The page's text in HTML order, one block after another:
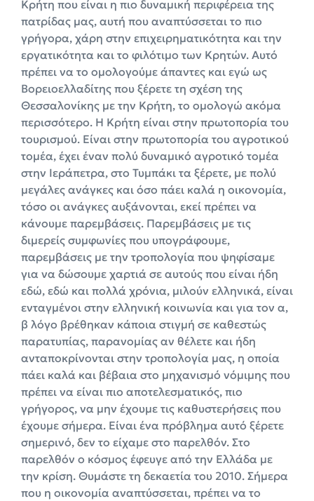
Κρήτη που είναι η πιο δυναμική περιφέρεια της
πατρίδας μας, αυτή που αναπτύσσεται το πιο
γρήγορα, χάρη στην επιχειρηματικότητα και την
εργατικότητα και το φιλότιμο των Κρητών. Αυτό
πρέπει να το ομολογούμε άπαντες και εγώ ως
Βορειοελλαδίτης που ξέρετε τη σχέση της
Θεσσαλονίκης με την Κρήτη, το ομολογώ ακόμα
περισσότερο. Η Κρήτη είναι στην πρωτοπορία του
τουρισμού. Είναι στην πρωτοπορία του αγροτικού
τομέα, έχει έναν πολύ δυναμικό αγροτικό τομέα
στην Ιεράπετρα, στο Τυμπάκι τα ξέρετε, με πολύ
μεγάλες ανάγκες και όσο πάει καλά η οικονομία,
τόσο οι ανάγκες αυξάνονται, εκεί πρέπει να
κάνουμε παρεμβάσεις. Παρεμβάσεις με τις
διμερείς συμφωνίες που υπογράφουμε,
παρεμβάσεις με την τροπολογία που ψηφίσαμε
για να δώσουμε χαρτιά σε αυτούς που είναι ήδη
εδώ, εδώ και πολλά χρόνια, μιλούν ελληνικά, είναι
ενταγμένοι στην ελληνική κοινωνία και για τον α,
β λόγο βρέθηκαν κάποια στιγμή σε καθεστώς
παρατυπίας, παρανομίας αν θέλετε και ήδη
ανταποκρίνονται στην τροπολογία μας, η οποία
πάει καλά και βέβαια στο μηχανισμό νόμιμης που
πρέπει να είναι πιο αποτελεσματικός, πιο
γρήγορος, να μην έχουμε τις καθυστερήσεις που
έχουμε σήμερα. Είναι ένα πρόβλημα αυτό ξέρετε
σημερινό, δεν το είχαμε στο παρελθόν. Στο
παρελθόν ο κόσμος έφευγε από την Ελλάδα με
την κρίση. Θυμάστε τη δεκαετία του 2010. Σήμερα
που η οικονομία αναπτύσσεται, πρέπει να το